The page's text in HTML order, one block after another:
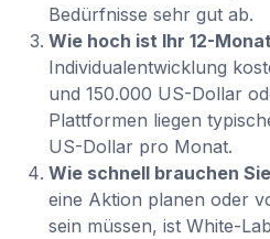
Bedürfnisse sehr gut ab.
Wie hoch ist Ihr 12-
Individualentwicklung
und 150.000 US-Dollar
Plattformen liegen
US-Dollar pro Monat.
Wie schnell brauchen
eine Aktion planen oder
sein müssen, ist White-